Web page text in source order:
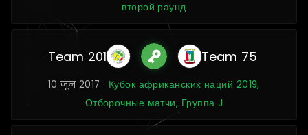
второй раунд
Team 201 Team 75
10 जून 2017 · Кубок африканских наций 2019,
Отборочные матчи, Группа J